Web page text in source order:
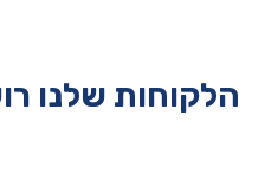
הלקוחות שלנו